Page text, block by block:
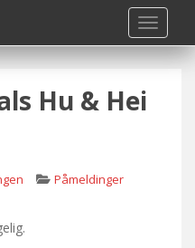
Hu & Hei
Påmeldinger